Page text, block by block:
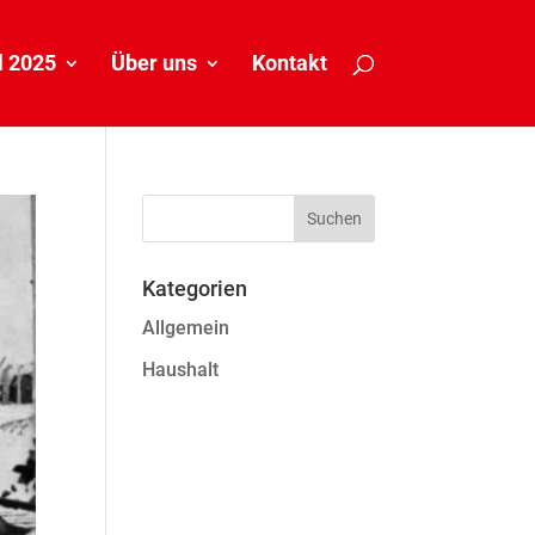
2025 Über uns Kontakt
Kategorien
Allgemein
Haushalt